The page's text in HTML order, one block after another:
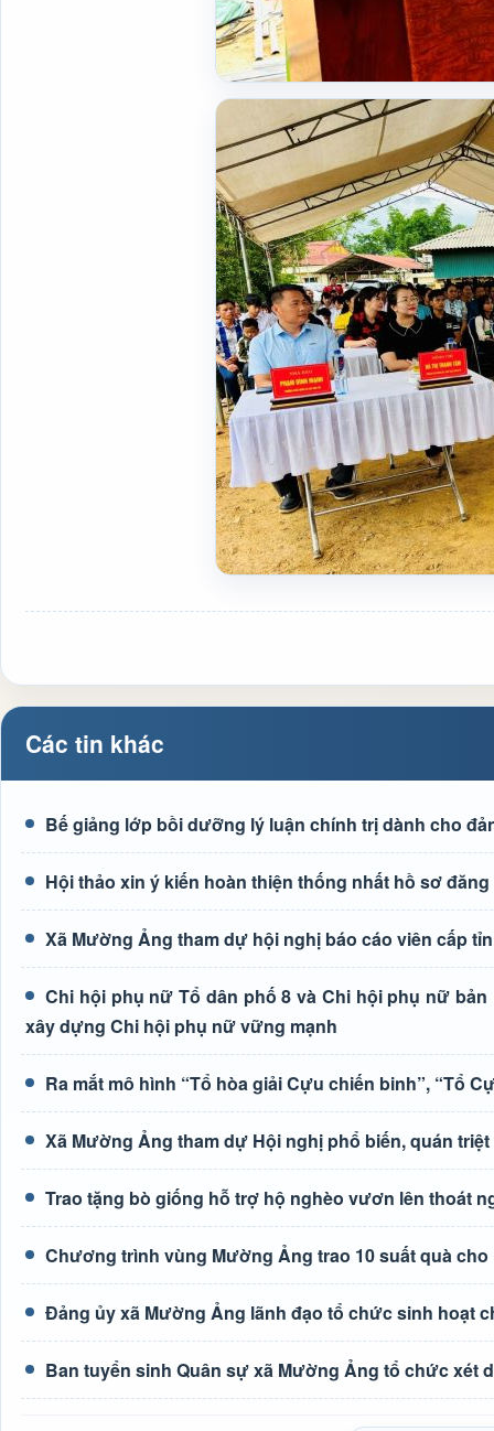
Các tin khác
Bế giảng lớp bồi dưỡng lý luận chính trị dành cho
Hội thảo xin ý kiến hoàn thiện thống nhất hồ sơ
Xã Mường Ảng tham dự hội nghị báo cáo viên cấp
Chi hội phụ nữ Tổ dân phố 8 và Chi hội phụ nữ
xây dựng Chi hội phụ nữ vững mạnh
Ra mắt mô hình “Tổ hòa giải Cựu chiến binh”, “Tổ
Xã Mường Ảng tham dự Hội nghị phổ biến, quán
Trao tặng bò giống hỗ trợ hộ nghèo vươn lên thoát
Chương trình vùng Mường Ảng trao 10 suất quà
Đảng ủy xã Mường Ảng lãnh đạo tổ chức sinh hoạt
Ban tuyển sinh Quân sự xã Mường Ảng tổ chức xét